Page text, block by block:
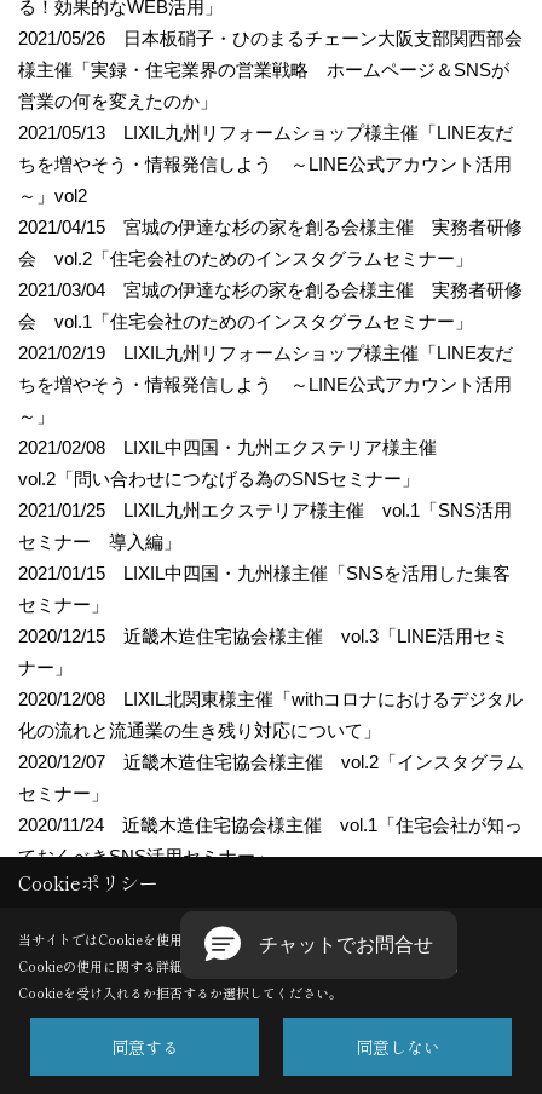
る！効果的なWEB活用」
2021/05/26 日本板硝子・ひのまるチェーン大阪支部関西部会
様主催「実録・住宅業界の営業戦略 ホームページ＆SNSが
営業の何を変えたのか」
2021/05/13 LIXIL九州リフォームショップ様主催「LINE友だ
ちを増やそう・情報発信しよう ～LINE公式アカウント活用
～」vol2
2021/04/15 宮城の伊達な杉の家を創る会様主催 実務者研修
会 vol.2「住宅会社のためのインスタグラムセミナー」
2021/03/04 宮城の伊達な杉の家を創る会様主催 実務者研修
会 vol.1「住宅会社のためのインスタグラムセミナー」
2021/02/19 LIXIL九州リフォームショップ様主催「LINE友だ
ちを増やそう・情報発信しよう ～LINE公式アカウント活用
～」
2021/02/08 LIXIL中四国・九州エクステリア様主催
vol.2「問い合わせにつなげる為のSNSセミナー」
2021/01/25 LIXIL九州エクステリア様主催 vol.1「SNS活用
セミナー 導入編」
2021/01/15 LIXIL中四国・九州様主催「SNSを活用した集客
セミナー」
2020/12/15 近畿木造住宅協会様主催 vol.3「LINE活用セミ
ナー」
2020/12/08 LIXIL北関東様主催「withコロナにおけるデジタル
化の流れと流通業の生き残り対応について」
2020/12/07 近畿木造住宅協会様主催 vol.2「インスタグラム
セミナー」
2020/11/24 近畿木造住宅協会様主催 vol.1「住宅会社が知っ
ておくべきSNS活用セミナー」
2020/10/29 北陸型木の住まい研究会様主催「地域工務店の
2020/10/22 GLホーム様主催「来場・受注につながるWEB戦
略セミナー」
2020/09/29 大阪木材青年経営者協議会様主催「ニューノーマ
ル時代 住宅業界に必要なデジタルの力」
2020/09/24 LIXIL様主催「SNS活用集客セミナー第４回
Cookieポリシー
当サイトではCookieを使用します。
Cookieの使用に関する詳細は 「プライバシーポリシー
」をご覧ください。
Cookieを受け入れるか拒否するか選択してください。
同意する 同意しない